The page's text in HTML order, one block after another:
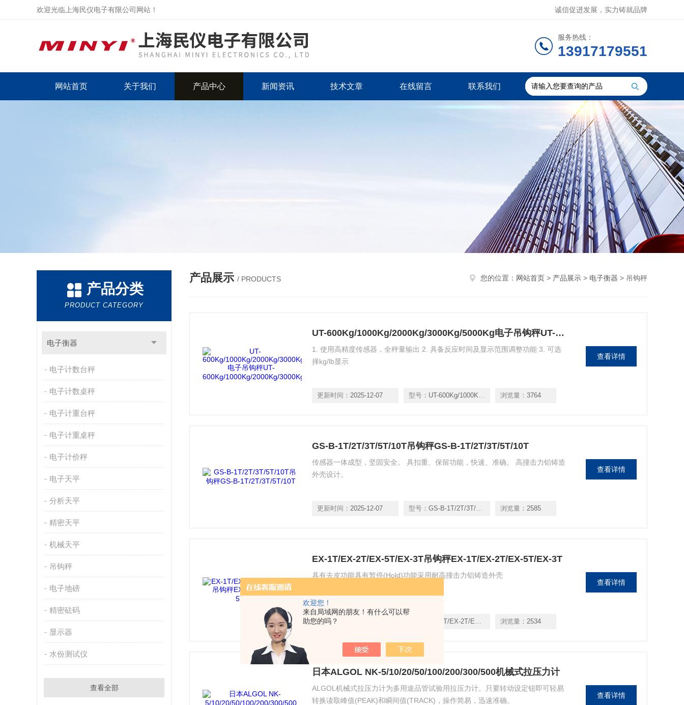
欢迎您！
来自局域网的朋友！有什么可以帮
助您的吗？
欢迎光临上海民仪电子有限公司网站！ 诚信促进发展，实力铸就品牌
服务热线：
13917179551
网站首页 关于我们 产品中心 新闻资讯 技术文章 在线留言 联系我们
产品分类
PRODUCT CATEGORY
电子衡器
电子计数台秤
电子计数桌秤
电子计重台秤
电子计重桌秤
电子计价秤
电子天平
分析天平
精密天平
机械天平
吊钩秤
电子地磅
精密砝码
显示器
水份测试仪
查看全部
产品展示 / PRODUCTS 您的位置： 网站首页 > 产品展示 > 电子衡器 > 吊钩秤
UT-600Kg/1000Kg/2000Kg/3000Kg/5000Kg电子吊钩秤UT-600Kg/1000Kg/2000Kg/3000Kg/5000Kg
1. 使用高精度传感器，全秤量输出 2. 具备反应时间及显示范围调整功能 3. 可选
择kg/lb显示
更新时间： 2025-12-07 型号： UT-600Kg/1000Kg/2000Kg/3000Kg/5000Kg 浏览量： 3764
查看详情
GS-B-1T/2T/3T/5T/10T吊钩秤GS-B-1T/2T/3T/5T/10T
传感器一体成型，坚固安全。 具扣重、保留功能，快速、准确。 高撞击力铝铸造
外壳设计。
更新时间： 2025-12-07 型号： GS-B-1T/2T/3T/5T/10T 浏览量： 2585
查看详情
EX-1T/EX-2T/EX-5T/EX-3T吊钩秤EX-1T/EX-2T/EX-5T/EX-3T
具有去皮功能具有暂停(Hold)功能采用耐高撞击力铝铸造外壳
更新时间： EX-1T/EX-2T/EX-5T/EX-3T 浏览量： 2534
查看详情
日本ALGOL NK-5/10/20/50/100/200/300/500机械式拉压力计
ALGOL机械式拉压力计为多用途品管试验用拉压力计。只要转动设定钮即可轻易
转换读取峰值(PEAK)和瞬间值(TRACK)，操作简易，迅速准确。
查看详情